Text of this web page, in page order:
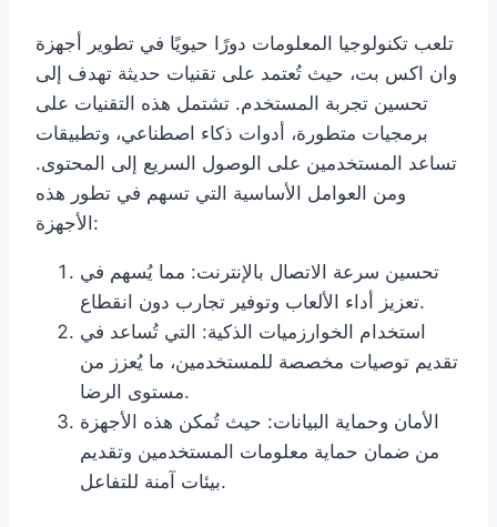
تلعب تكنولوجيا المعلومات دورًا حيويًا في تطوير أجهزة
وان اكس بت، حيث تُعتمد على تقنيات حديثة تهدف إلى
تحسين تجربة المستخدم. تشتمل هذه التقنيات على
برمجيات متطورة، أدوات ذكاء اصطناعي، وتطبيقات
تساعد المستخدمين على الوصول السريع إلى المحتوى.
ومن العوامل الأساسية التي تسهم في تطور هذه
الأجهزة:
تحسين سرعة الاتصال بالإنترنت: مما يُسهم في
تعزيز أداء الألعاب وتوفير تجارب دون انقطاع.
استخدام الخوارزميات الذكية: التي تُساعد في
تقديم توصيات مخصصة للمستخدمين، ما يُعزز من
مستوى الرضا.
الأمان وحماية البيانات: حيث تُمكن هذه الأجهزة
من ضمان حماية معلومات المستخدمين وتقديم
بيئات آمنة للتفاعل.